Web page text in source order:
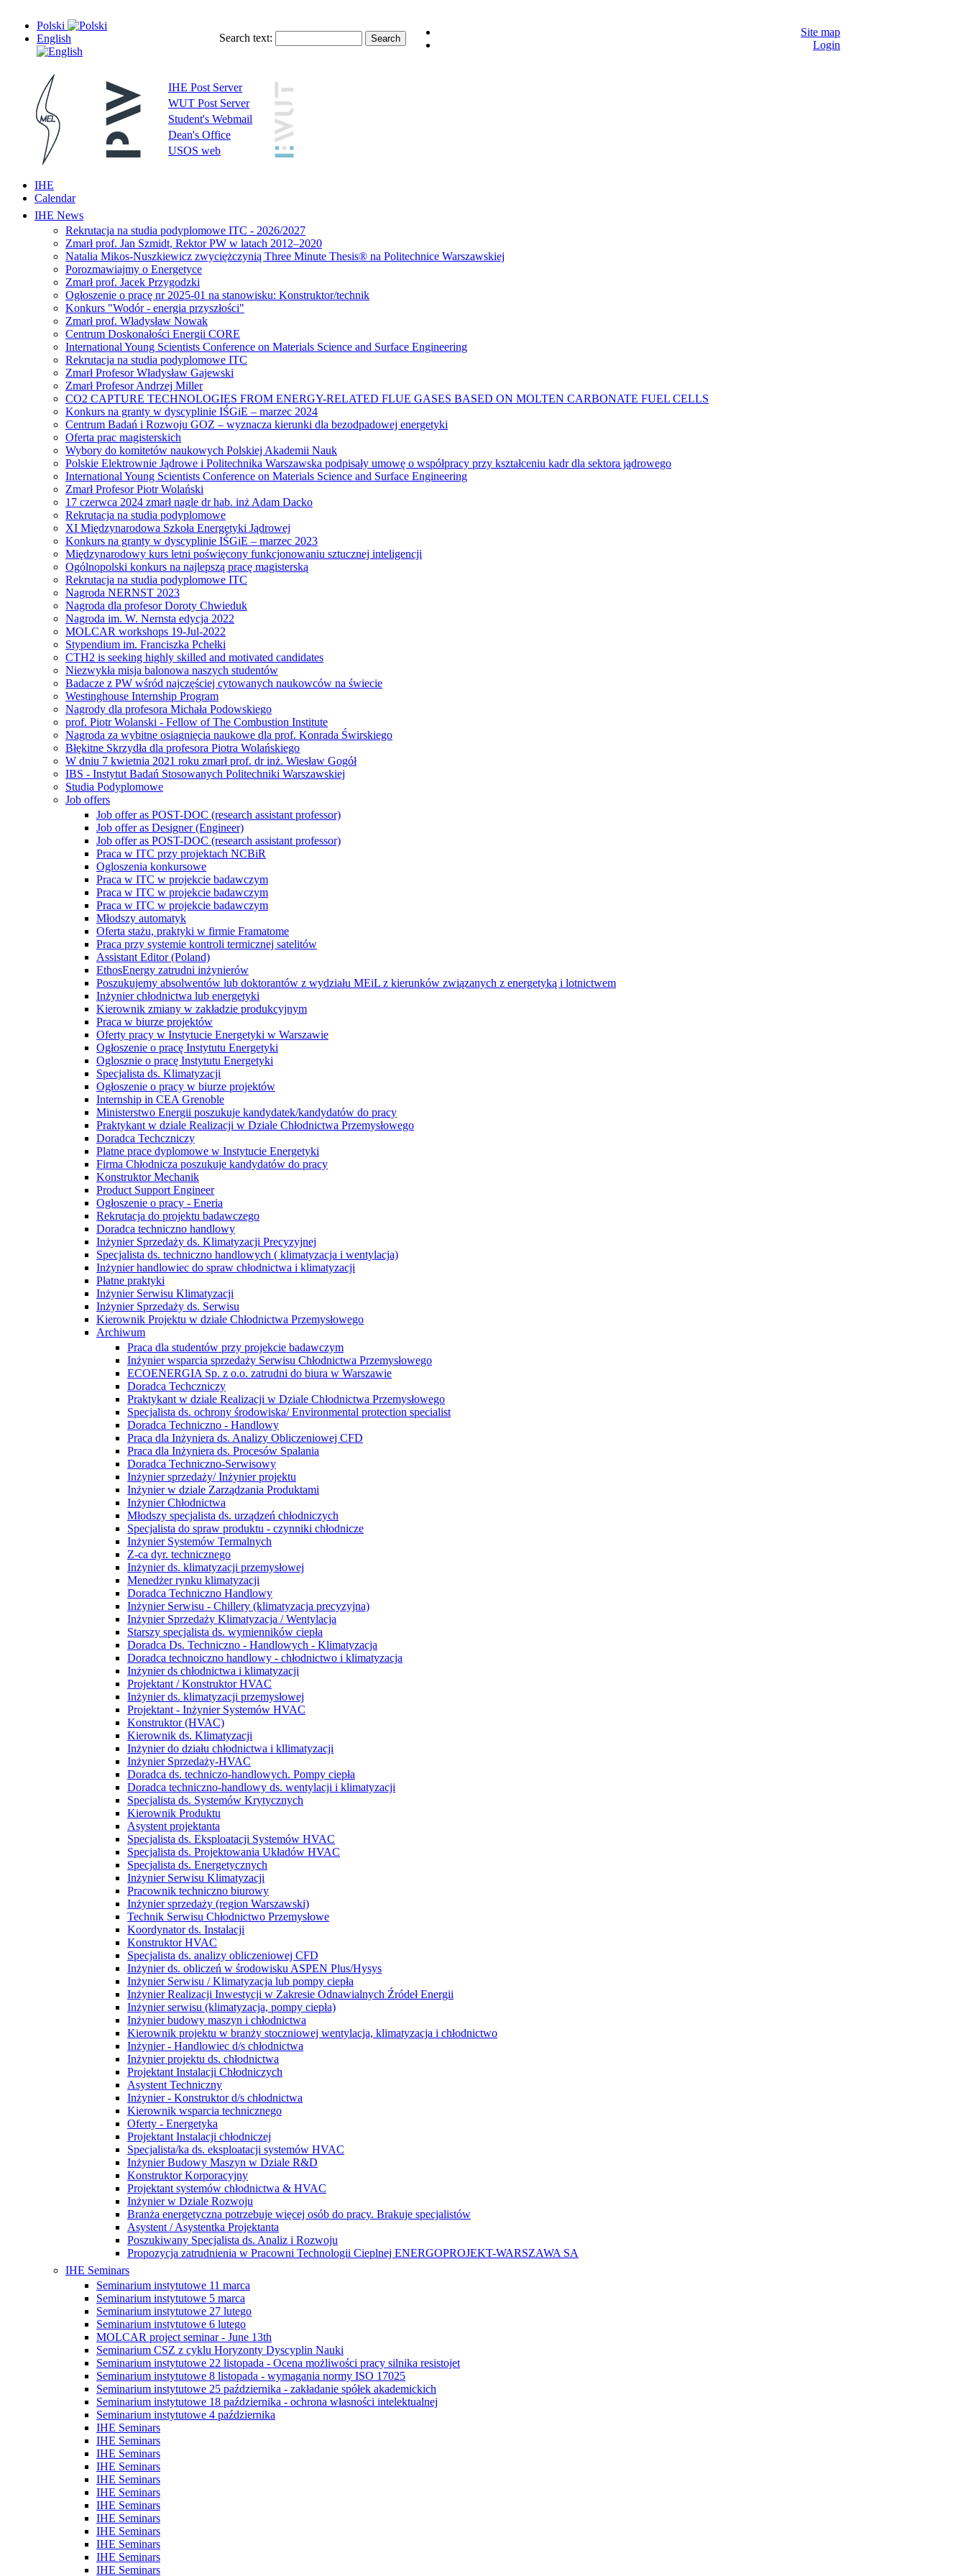
Polski
English
Search text:
Site map
Login
IHE Post Server
WUT Post Server
Student's Webmail
Dean's Office
USOS web
IHE
Calendar
IHE News
Rekrutacja na studia podyplomowe ITC - 2026/2027
Zmarł prof. Jan Szmidt, Rektor PW w latach 2012–2020
Natalia Mikos-Nuszkiewicz zwyciężczynią Three Minute Thesis® na Politechnice Warszawskiej
Porozmawiajmy o Energetyce
Zmarł prof. Jacek Przygodzki
Ogłoszenie o pracę nr 2025-01 na stanowisku: Konstruktor/technik
Konkurs "Wodór - energia przyszłości"
Zmarł prof. Władysław Nowak
Centrum Doskonałości Energii CORE
International Young Scientists Conference on Materials Science and Surface Engineering
Rekrutacja na studia podyplomowe ITC
Zmarł Profesor Władysław Gajewski
Zmarł Profesor Andrzej Miller
CO2 CAPTURE TECHNOLOGIES FROM ENERGY-RELATED FLUE GASES BASED ON MOLTEN CARBONATE FUEL CELLS
Konkurs na granty w dyscyplinie IŚGiE – marzec 2024
Centrum Badań i Rozwoju GOZ – wyznacza kierunki dla bezodpadowej energetyki
Oferta prac magisterskich
Wybory do komitetów naukowych Polskiej Akademii Nauk
Polskie Elektrownie Jądrowe i Politechnika Warszawska podpisały umowę o współpracy przy kształceniu kadr dla sektora jądrowego
International Young Scientists Conference on Materials Science and Surface Engineering
Zmarł Profesor Piotr Wolański
17 czerwca 2024 zmarł nagle dr hab. inż Adam Dacko
Rekrutacja na studia podyplomowe
XI Międzynarodowa Szkoła Energetyki Jądrowej
Konkurs na granty w dyscyplinie IŚGiE – marzec 2023
Międzynarodowy kurs letni poświęcony funkcjonowaniu sztucznej inteligencji
Ogólnopolski konkurs na najlepszą pracę magisterską
Rekrutacja na studia podyplomowe ITC
Nagroda NERNST 2023
Nagroda dla profesor Doroty Chwieduk
Nagroda im. W. Nernsta edycja 2022
MOLCAR workshops 19-Jul-2022
Stypendium im. Franciszka Pchełki
CTH2 is seeking highly skilled and motivated candidates
Niezwykła misja balonowa naszych studentów
Badacze z PW wśród najczęściej cytowanych naukowców na świecie
Westinghouse Internship Program
Nagrody dla profesora Michała Podowskiego
prof. Piotr Wolanski - Fellow of The Combustion Institute
Nagroda za wybitne osiągnięcia naukowe dla prof. Konrada Świrskiego
Błękitne Skrzydła dla profesora Piotra Wolańskiego
W dniu 7 kwietnia 2021 roku zmarł prof. dr inż. Wiesław Gogół
IBS - Instytut Badań Stosowanych Politechniki Warszawskiej
Studia Podyplomowe
Job offers
Job offer as POST-DOC (research assistant professor)
Job offer as Designer (Engineer)
Job offer as POST-DOC (research assistant professor)
Praca w ITC przy projektach NCBiR
Ogloszenia konkursowe
Praca w ITC w projekcie badawczym
Praca w ITC w projekcie badawczym
Praca w ITC w projekcie badawczym
Młodszy automatyk
Oferta stażu, praktyki w firmie Framatome
Praca przy systemie kontroli termicznej satelitów
Assistant Editor (Poland)
EthosEnergy zatrudni inżynierów
Poszukujemy absolwentów lub doktorantów z wydziału MEiL z kierunków związanych z energetyką i lotnictwem
Inżynier chłodnictwa lub energetyki
Kierownik zmiany w zakładzie produkcyjnym
Praca w biurze projektów
Oferty pracy w Instytucie Energetyki w Warszawie
Ogłoszenie o pracę Instytutu Energetyki
Oglosznie o pracę Instytutu Energetyki
Specjalista ds. Klimatyzacji
Ogłoszenie o pracy w biurze projektów
Internship in CEA Grenoble
Ministerstwo Energii poszukuje kandydatek/kandydatów do pracy
Praktykant w dziale Realizacji w Dziale Chłodnictwa Przemysłowego
Doradca Techczniczy
Platne prace dyplomowe w Instytucie Energetyki
Firma Chłodnicza poszukuje kandydatów do pracy
Konstruktor Mechanik
Product Support Engineer
Ogłoszenie o pracy - Eneria
Rekrutacja do projektu badawczego
Doradca techniczno handlowy
Inżynier Sprzedaży ds. Klimatyzacji Precyzyjnej
Specjalista ds. techniczno handlowych ( klimatyzacja i wentylacja)
Inżynier handlowiec do spraw chłodnictwa i klimatyzacji
Płatne praktyki
Inżynier Serwisu Klimatyzacji
Inżynier Sprzedaży ds. Serwisu
Kierownik Projektu w dziale Chłodnictwa Przemysłowego
Archiwum
Praca dla studentów przy projekcie badawczym
Inżynier wsparcia sprzedaży Serwisu Chłodnictwa Przemysłowego
ECOENERGIA Sp. z o.o. zatrudni do biura w Warszawie
Doradca Techczniczy
Praktykant w dziale Realizacji w Dziale Chłodnictwa Przemysłowego
Specjalista ds. ochrony środowiska/ Environmental protection specialist
Doradca Techniczno - Handlowy
Praca dla Inżyniera ds. Analizy Obliczeniowej CFD
Praca dla Inżyniera ds. Procesów Spalania
Doradca Techniczno-Serwisowy
Inżynier sprzedaży/ Inżynier projektu
Inżynier w dziale Zarządzania Produktami
Inżynier Chłodnictwa
Młodszy specjalista ds. urządzeń chłodniczych
Specjalista do spraw produktu - czynniki chłodnicze
Inżynier Systemów Termalnych
Z-ca dyr. technicznego
Inżynier ds. klimatyzacji przemysłowej
Menedżer rynku klimatyzacji
Doradca Techniczno Handlowy
Inżynier Serwisu - Chillery (klimatyzacja precyzyjna)
Inżynier Sprzedaży Klimatyzacja / Wentylacja
Starszy specjalista ds. wymienników ciepła
Doradca Ds. Techniczno - Handlowych - Klimatyzacja
Doradca technoiczno handlowy - chłodnictwo i klimatyzacja
Inżynier ds chłodnictwa i klimatyzacji
Projektant / Konstruktor HVAC
Inżynier ds. klimatyzacji przemysłowej
Projektant - Inżynier Systemów HVAC
Konstruktor (HVAC)
Kierownik ds. Klimatyzacji
Inżynier do działu chłodnictwa i kllimatyzacji
Inżynier Sprzedaży-HVAC
Doradca ds. techniczo-handlowych. Pompy ciepła
Doradca techniczno-handlowy ds. wentylacji i klimatyzacji
Specjalista ds. Systemów Krytycznych
Kierownik Produktu
Asystent projektanta
Specjalista ds. Eksploatacji Systemów HVAC
Specjalista ds. Projektowania Układów HVAC
Specjalista ds. Energetycznych
Inżynier Serwisu Klimatyzacji
Pracownik techniczno biurowy
Inżynier sprzedaży (region Warszawski)
Technik Serwisu Chłodnictwo Przemysłowe
Koordynator ds. Instalacji
Konstruktor HVAC
Specjalista ds. analizy obliczeniowej CFD
Inżynier ds. obliczeń w środowisku ASPEN Plus/Hysys
Inżynier Serwisu / Klimatyzacja lub pompy ciepła
Inżynier Realizacji Inwestycji w Zakresie Odnawialnych Źródeł Energii
Inżynier serwisu (klimatyzacja, pompy ciepła)
Inżynier budowy maszyn i chłodnictwa
Kierownik projektu w branży stoczniowej wentylacja, klimatyzacja i chłodnictwo
Inżynier - Handlowiec d/s chłodnictwa
Inżynier projektu ds. chłodnictwa
Projektant Instalacji Chłodniczych
Asystent Techniczny
Inżynier - Konstruktor d/s chłodnictwa
Kierownik wsparcia technicznego
Oferty - Energetyka
Projektant Instalacji chłodniczej
Specjalista/ka ds. eksploatacji systemów HVAC
Inżynier Budowy Maszyn w Dziale R&D
Konstruktor Korporacyjny
Projektant systemów chłodnictwa & HVAC
Inżynier w Dziale Rozwoju
Branża energetyczna potrzebuje więcej osób do pracy. Brakuje specjalistów
Asystent / Asystentka Projektanta
Poszukiwany Specjalista ds. Analiz i Rozwoju
Propozycja zatrudnienia w Pracowni Technologii Cieplnej ENERGOPROJEKT-WARSZAWA SA
IHE Seminars
Seminarium instytutowe 11 marca
Seminarium instytutowe 5 marca
Seminarium instytutowe 27 lutego
Seminarium instytutowe 6 lutego
MOLCAR project seminar - June 13th
Seminarium CSZ z cyklu Horyzonty Dyscyplin Nauki
Seminarium instytutowe 22 listopada - Ocena możliwości pracy silnika resistojet
Seminarium instytutowe 8 listopada - wymagania normy ISO 17025
Seminarium instytutowe 25 października - zakładanie spółek akademickich
Seminarium instytutowe 18 października - ochrona własności intelektualnej
Seminarium instytutowe 4 października
IHE Seminars
IHE Seminars
IHE Seminars
IHE Seminars
IHE Seminars
IHE Seminars
IHE Seminars
IHE Seminars
IHE Seminars
IHE Seminars
IHE Seminars
IHE Seminars